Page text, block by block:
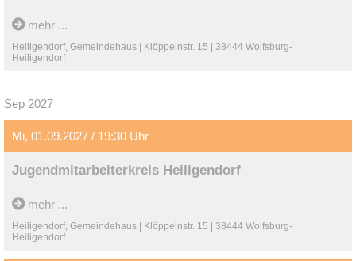
mehr ...
Heiligendorf, Gemeindehaus | Klöppelnstr. 15 | 38444 Wolfsburg-
Heiligendorf
Sep 2027
Mi, 01.09.2027 / 19:30 Uhr
Jugendmitarbeiterkreis Heiligendorf
mehr ...
Heiligendorf, Gemeindehaus | Klöppelnstr. 15 | 38444 Wolfsburg-
Heiligendorf